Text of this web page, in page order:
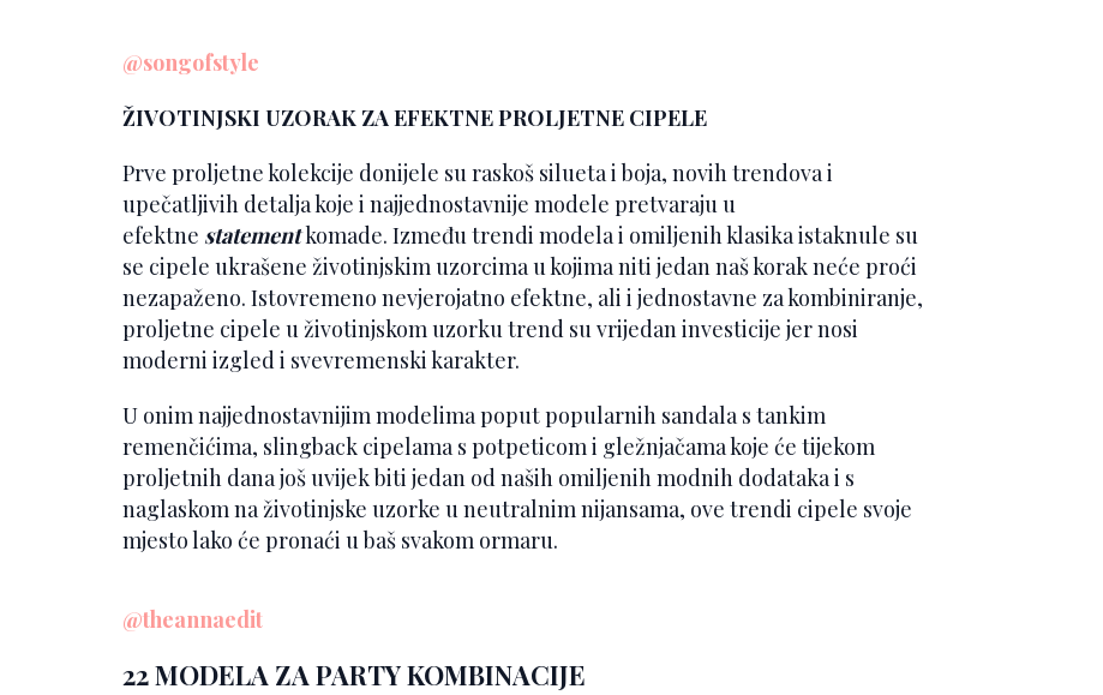
@songofstyle
ŽIVOTINJSKI UZORAK ZA EFEKTNE PROLJETNE CIPELE
Prve proljetne kolekcije donijele su raskoš silueta i boja, novih trendova i
upečatljivih detalja koje i najjednostavnije modele pretvaraju u
efektne statementkomade. Između trendi modela i omiljenih klasika istaknule su
se cipele ukrašene životinjskim uzorcima u kojima niti jedan naš korak neće proći
nezapaženo. Istovremeno nevjerojatno efektne, ali i jednostavne za kombiniranje,
proljetne cipele u životinjskom uzorku trend su vrijedan investicije jer nosi
moderni izgled i svevremenski karakter.
U onim najjednostavnijim modelima poput popularnih sandala s tankim
remenčićima, slingback cipelama s potpeticom i gležnjačama koje će tijekom
proljetnih dana još uvijek biti jedan od naših omiljenih modnih dodataka i s
naglaskom na životinjske uzorke u neutralnim nijansama, ove trendi cipele svoje
mjesto lako će pronaći u baš svakom ormaru.
@theannaedit
22 MODELA ZA PARTY KOMBINACIJE